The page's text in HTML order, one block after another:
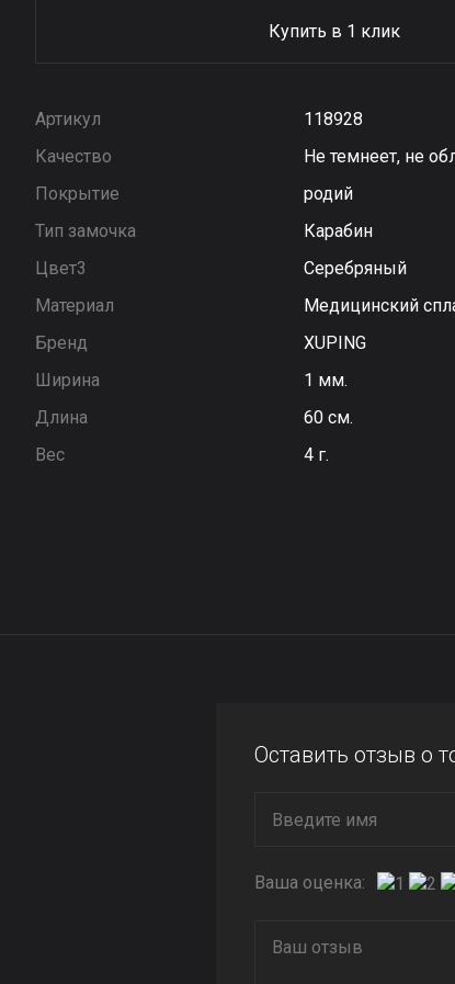
Купить в 1 клик
Артикул
118928
Качество
Не темнеет, не
Покрытие
родий
Тип замочка
Карабин
Цвет3
Серебряный
Материал
Медицинский
Бренд
XUPING
Ширина
1 мм.
Длина
60 см.
Вес
4 г.
Оставить отзыв о
Ваша оценка: